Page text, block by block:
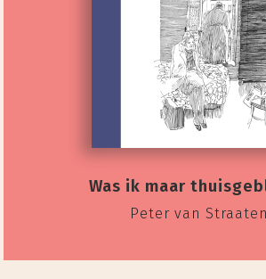
Was ik maar
Peter van Straaten